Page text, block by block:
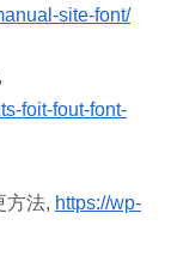
site-font/
foit-fout-font-
方法, https://wp-